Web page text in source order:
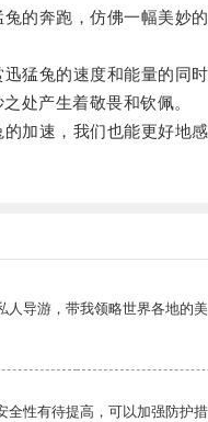
奔跑，仿佛一幅美妙的
兔的速度和能量的同时
处产生着敬畏和钦佩。
速，我们也能更好地感
人导游，带我领略世界各地的美
全性有待提高，可以加强防护